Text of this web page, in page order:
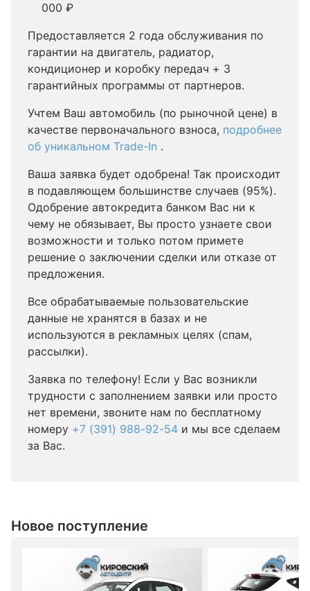
000 ₽
Предоставляется 2 года обслуживания по
гарантии на двигатель, радиатор,
кондиционер и коробку передач + 3
гарантийных программы от партнеров.
Учтем Ваш автомобиль (по рыночной цене) в
качестве первоначального взноса, подробнее
об уникальном Trade-In .
Ваша заявка будет одобрена! Так происходит
в подавляющем большинстве случаев (95%).
Одобрение автокредита банком Вас ни к
чему не обязывает, Вы просто узнаете свои
возможности и только потом примете
решение о заключении сделки или отказе от
предложения.
Все обрабатываемые пользовательские
данные не хранятся в базах и не
используются в рекламных целях (спам,
рассылки).
Заявка по телефону! Если у Вас возникли
трудности с заполнением заявки или просто
нет времени, звоните нам по бесплатному
номеру +7 (391) 988-92-54 и мы все сделаем
за Вас.
Новое поступление